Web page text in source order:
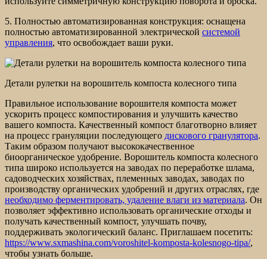
5. Полностью автоматизированная конструкция: оснащена
полностью автоматизированной электрической системой
управления, что освобождает ваши руки.
Детали рулетки на ворошитель компоста колесного типа
Правильное использование ворошителя компоста может
ускорить процесс компостирования и улучшить качество
вашего компоста. Качественный компост благотворно влияет
на процесс грануляции последующего дискового гранулятора.
Таким образом получают высококачественное
биоорганическое удобрение. Ворошитель компоста колесного
типа широко используется на заводах по переработке шлама,
садоводческих хозяйствах, племенных заводах, заводах по
производству органических удобрений и других отраслях, где
необходимо ферментировать, удаление влаги из материала. Он
позволяет эффективно использовать органические отходы и
получать качественный компост, улучшать почву,
поддерживать экологический баланс. Приглашаем посетить:
https://www.sxmashina.com/voroshitel-komposta-kolesnogo-tipa/,
чтобы узнать больше.